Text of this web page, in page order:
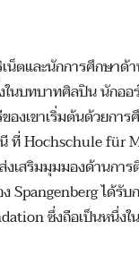
น็ตและนักการศึกษา
นบทบาทศิลปิน นักออ
งเขาเริ่มต้นด้วยกา
ที่ Hochschule für
เสริมมุมมองด้านกา
Spangenberg ได้
ซึ่งถือเป็นหนึ่ง